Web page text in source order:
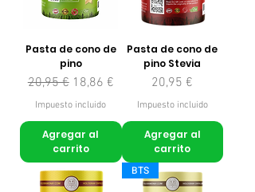
Pasta de cono de
pino
Precio
20,95 € Precio de oferta
18,86 €
Impuesto incluido
Agregar al
carrito
Pasta de cono de
pino Stevia
Precio
20,95 €
Impuesto incluido
Agregar al
carrito
BTS